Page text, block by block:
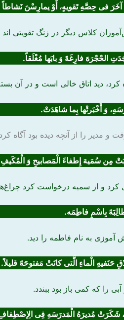
فی حِصَّهِتَقویهٍ، أَوْ یمارِسْنَ نَشاطاً
کلاس دیگر در زنگ تقویتی اند
الحْجْرَهَ فارِغَهً وَ بابَها مُغْلَقاً.
کرد، دید اتاق خالی است و در آن
وَأَخْبَرتْها بِما شاهَدَتْ.
مدیر را از آنچه دیده بود آگاه
مِن سُمَیهَ إِطفاءَ الْمَصابیحِ وَ
کرد و از سمیه درخواست کرد
بِاسْمِ فاطِمَه.
آموزی به نام فاطمه را دید.
حَنَفیهِ الْماءِ الَّتی کانَتْ مَفتوحَهً قلیلاً.
را که کمی باز بود ببندد.
شَکَرَتْ مُدیرَهُ الْمَدرَسَهِ فِی